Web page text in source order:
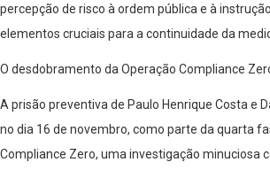
percepção de risco à ordem pública e à
elementos cruciais para a continuidade da
O desdobramento da Operação Compliance
A prisão preventiva de Paulo Henrique Costa e
no dia 16 de novembro, como parte da quarta
Compliance Zero, uma investigação minuciosa